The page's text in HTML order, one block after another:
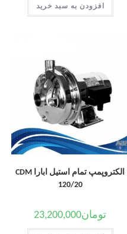
افزودن به سبد خرید
الکتروپمپ تمام استیل ابارا CDM
120/20
تومان23,200,000